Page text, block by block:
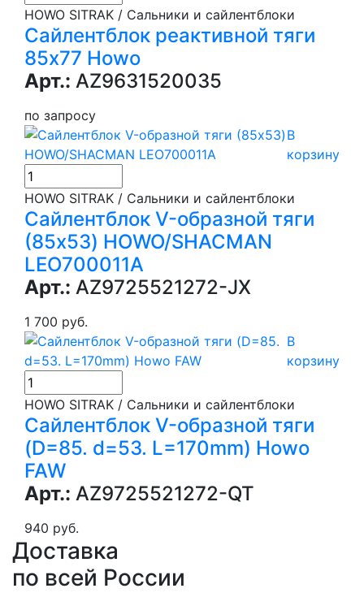
HOWO SITRAK / Сальники и сайлентблоки
Сайлентблок реактивной тяги
85х77 Howo
Арт.: AZ9631520035
по запросу
В
корзину
HOWO SITRAK / Сальники и сайлентблоки
Сайлентблок V-образной тяги
(85x53) HOWO/SHACMAN
LEO700011A
Арт.: AZ9725521272-JX
1 700 руб.
В
корзину
HOWO SITRAK / Сальники и сайлентблоки
Сайлентблок V-образной тяги
(D=85. d=53. L=170mm) Howo
FAW
Арт.: AZ9725521272-QT
940 руб.
Доставка
по всей России